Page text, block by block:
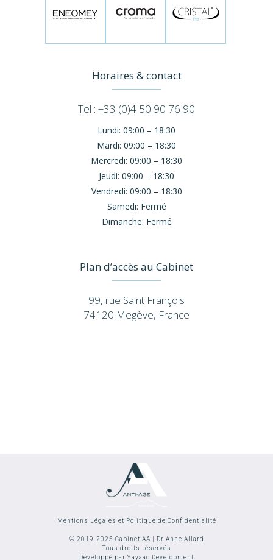
Horaires & contact
Tel : +33 (0)4 50 90 76 90
Lundi: 09:00 – 18:30
Mardi: 09:00 – 18:30
Mercredi: 09:00 – 18:30
Jeudi: 09:00 – 18:30
Vendredi: 09:00 – 18:30
Samedi: Fermé
Dimanche: Fermé
Plan d’accès au Cabinet
99, rue Saint François
74120 Megève, France
Mentions Légales et Politique de Confidentialité
© 2019-2025 Cabinet AA | Dr Anne Allard
Tous droits réservés
Développé par Yayaac Development